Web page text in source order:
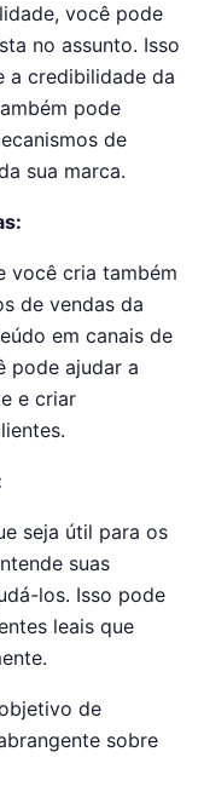
você pode
no assunto. Isso
a credibilidade da
pode
de
sua marca.
você cria também
de vendas da
em canais de
pode ajudar a
e criar
seja útil para os
suas
los. Isso pode
leais que
de
sobre